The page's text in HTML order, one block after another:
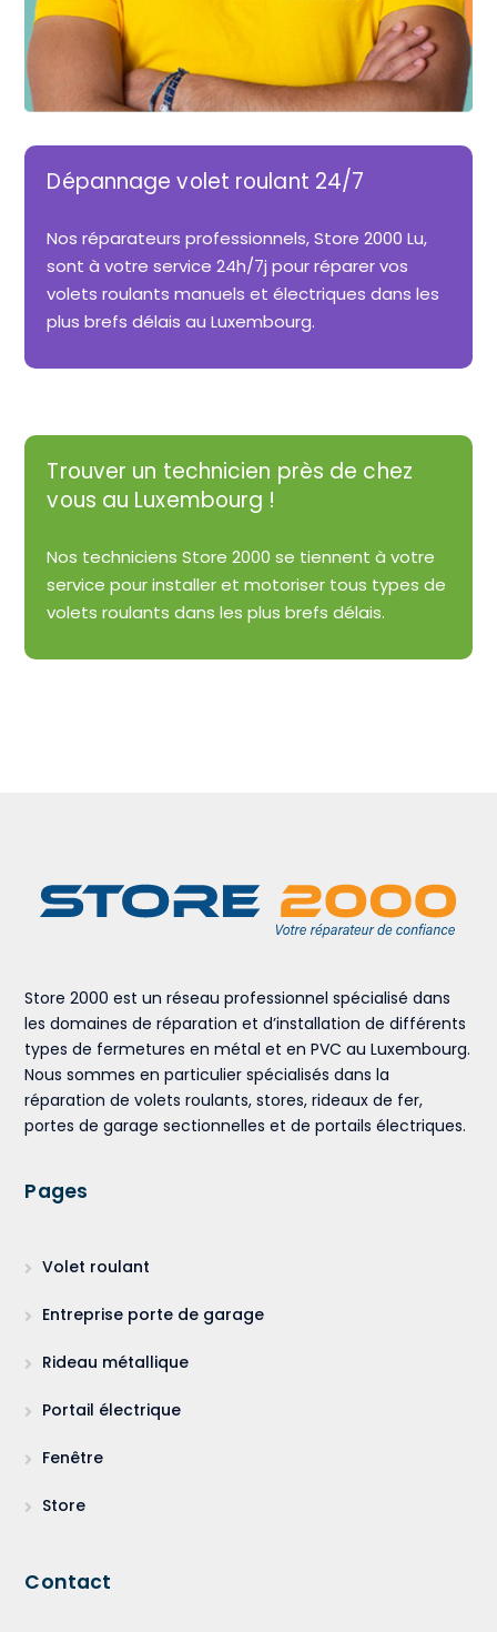
Dépannage volet roulant 24/7
Nos réparateurs professionnels, Store 2000 Lu,
sont à votre service 24h/7j pour réparer vos
volets roulants manuels et électriques dans les
plus brefs délais au Luxembourg.
Trouver un technicien près de chez
vous au Luxembourg !
Nos techniciens Store 2000 se tiennent à votre
service pour installer et motoriser tous types de
volets roulants dans les plus brefs délais.
Store 2000 est un réseau professionnel spécialisé dans
les domaines de réparation et d’installation de différents
types de fermetures en métal et en PVC au Luxembourg.
Nous sommes en particulier spécialisés dans la
réparation de volets roulants, stores, rideaux de fer,
portes de garage sectionnelles et de portails électriques.
Pages
Volet roulant
Entreprise porte de garage
Rideau métallique
Portail électrique
Fenêtre
Store
Contact